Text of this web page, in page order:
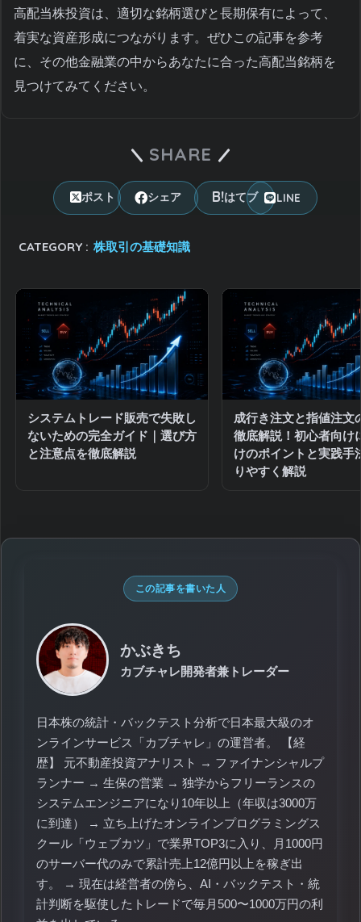
高配当株投資は、適切な銘柄選びと長期保有によって、
着実な資産形成につながります。ぜひこの記事を参考
に、その他金融業の中からあなたに合った高配当銘柄を
見つけてみてください。
SHARE
ポスト シェア はてブ LINE
CATEGORY : 株取引の基礎知識
システムトレード販売で失敗し
ないための完全ガイド｜選び方
と注意点を徹底解説
成行き注文と指値注文
徹底解説！初心者向け
けのポイントと実践手
りやすく解説
この記事を書いた人
かぶきち
カブチャレ開発者兼トレーダー
日本株の統計・バックテスト分析で日本最大級のオ
ンラインサービス「カブチャレ」の運営者。 【経
歴】 元不動産投資アナリスト → ファイナンシャルプ
ランナー → 生保の営業 → 独学からフリーランスの
システムエンジニアになり10年以上（年収は3000万
に到達） → 立ち上げたオンラインプログラミングス
クール「ウェブカツ」で業界TOP3に入り、月1000円
のサーバー代のみで累計売上12億円以上を稼ぎ出
す。 → 現在は経営者の傍ら、AI・バックテスト・統
計判断を駆使したトレードで毎月500〜1000万円の利